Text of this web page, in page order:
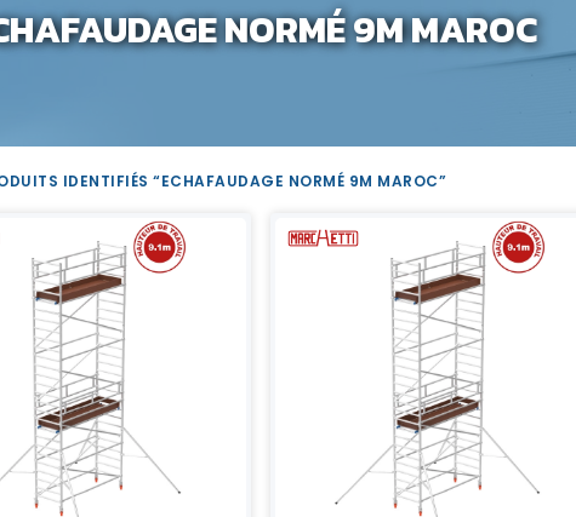
NORMÉ 9M MAROC
IDENTIFIÉS “ECHAFAUDAGE NORMÉ 9M MAROC”